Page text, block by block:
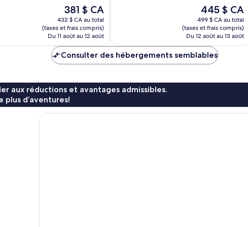
Le
prix
est
de
381 $ CA
381 $ CA
432 $ CA au total
(taxes et frais compris)
Du 11 août au 12 août
Le
prix
est
de
445 $ CA
445 $ CA
499 $ CA au total
(taxes et frais compris)
Du 12 août au 13 août
Consulter des hébergements semblables
aux réductions et avantages admissibles.
plus d’aventures!